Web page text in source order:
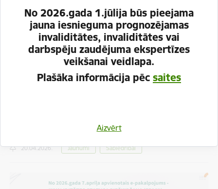
No 2026.gada 1.jūlija būs pieejama
jauna iesnieguma prognozējamas
invaliditātes, invaliditātes vai
darbspēju zaudējuma ekspertīzes
veikšanai veidlapa.
Plašāka informācija pēc saites
Aizvērt
Pašvaldībās pieejams klātienes atbalsts
jaunajam invaliditātes piešķiršanas e-
pakalpojumam
12.05.2026. Jaunumi Sabiedrībai
20.04.2026. Jaunumi Sabiedrībai